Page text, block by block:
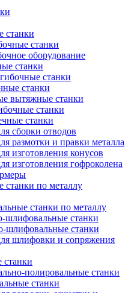
станки
станки
оборудование
станки
станки
станки
вытяжные станки
станки
станки
сборки отводов
размотки и правки металла
изготовления конусов
изготовления гофроколена
по металлу
станки по металлу
шлифовальные станки
шлифовальные станки
шлифовки и сопряжения
станки
полировальные станки
станки